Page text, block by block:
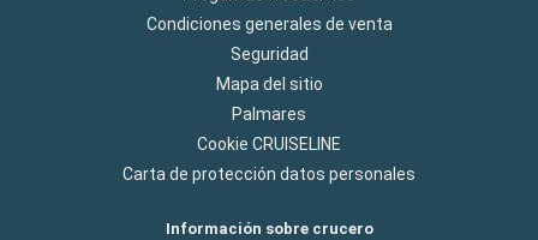
Condiciones generales de venta
Seguridad
Mapa del sitio
Palmares
Cookie CRUISELINE
Carta de protección datos personales
Información sobre crucero